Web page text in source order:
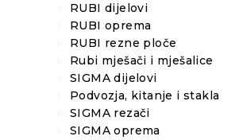
RUBI dijelovi
RUBI oprema
RUBI rezne ploče
Rubi mješači i mješalice
SIGMA dijelovi
Podvozja, kitanje i stakla
SIGMA rezači
SIGMA oprema